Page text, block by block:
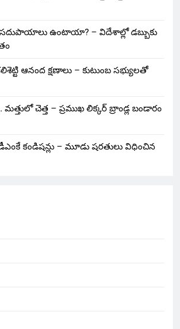
ఉంటాయా? – విదేశాల్లో డబ్బుకు
ఆనంద క్షణాలు – కుటుంబ సభ్యులతో
చెత్త – ప్రముఖ లిక్కర్ బ్రాండ్ల బండారం
కండిషన్లు – మూడు షరతులు విధించిన